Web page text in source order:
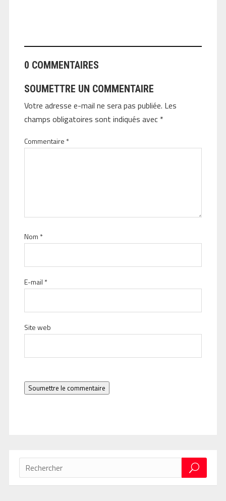
0 COMMENTAIRES
SOUMETTRE UN COMMENTAIRE
Votre adresse e-mail ne sera pas publiée. Les
champs obligatoires sont indiqués avec *
Commentaire *
Nom *
E-mail *
Site web
Soumettre le commentaire